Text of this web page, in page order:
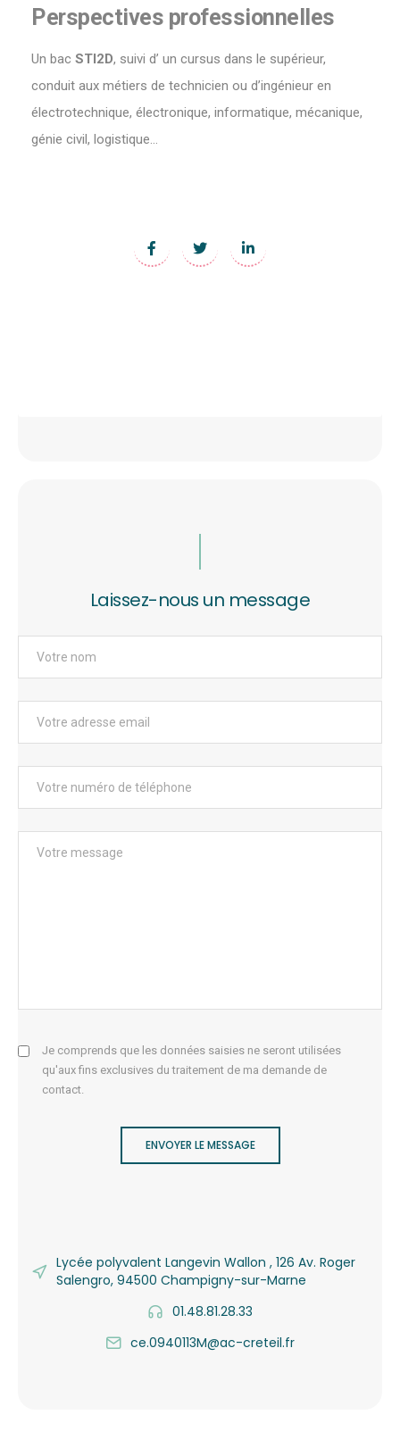
Perspectives professionnelles
Un bac STI2D, suivi d’ un cursus dans le supérieur,
conduit aux métiers de technicien ou d’ingénieur en
électrotechnique, électronique, informatique, mécanique,
génie civil, logistique…
Laissez-nous un message
Je comprends que les données saisies ne seront utilisées
qu'aux fins exclusives du traitement de ma demande de
contact.
ENVOYER LE MESSAGE
Lycée polyvalent Langevin Wallon , 126 Av. Roger
Salengro, 94500 Champigny-sur-Marne
01.48.81.28.33
ce.0940113M@ac-creteil.fr